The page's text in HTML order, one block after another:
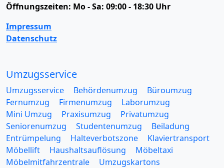
Öffnungszeiten: Mo - Sa: 09:00 - 18:30 Uhr
Impressum
Datenschutz
Umzugsservice
Umzugsservice Behördenumzug
Büroumzug
Fernumzug
Firmenumzug
Laborumzug
Mini Umzug
Praxisumzug
Privatumzug
Seniorenumzug
Studentenumzug
Beiladung
Entrümpelung
Halteverbotszone
Klaviertransport
Möbellift
Haushaltsauflösung
Möbeltaxi
Möbelmitfahrzentrale
Umzugskartons